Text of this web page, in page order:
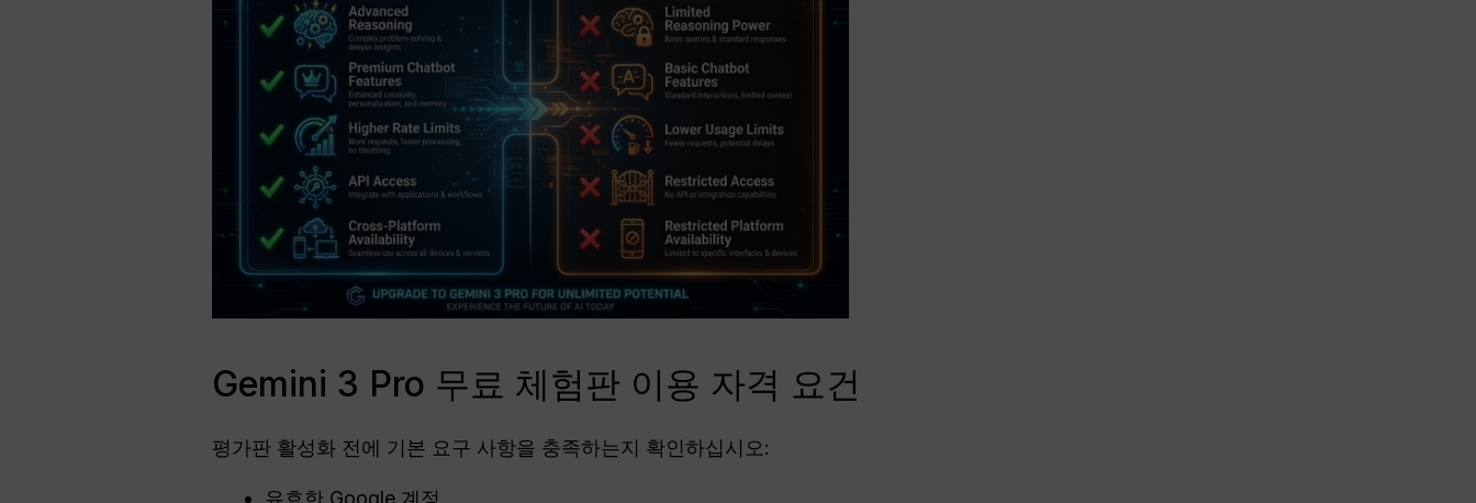
Gemini 3 Pro 무료 체험판 이용 자격 요건
평가판 활성화 전에 기본 요구 사항을 충족하는지 확인하십시오:
유효한 Google 계정